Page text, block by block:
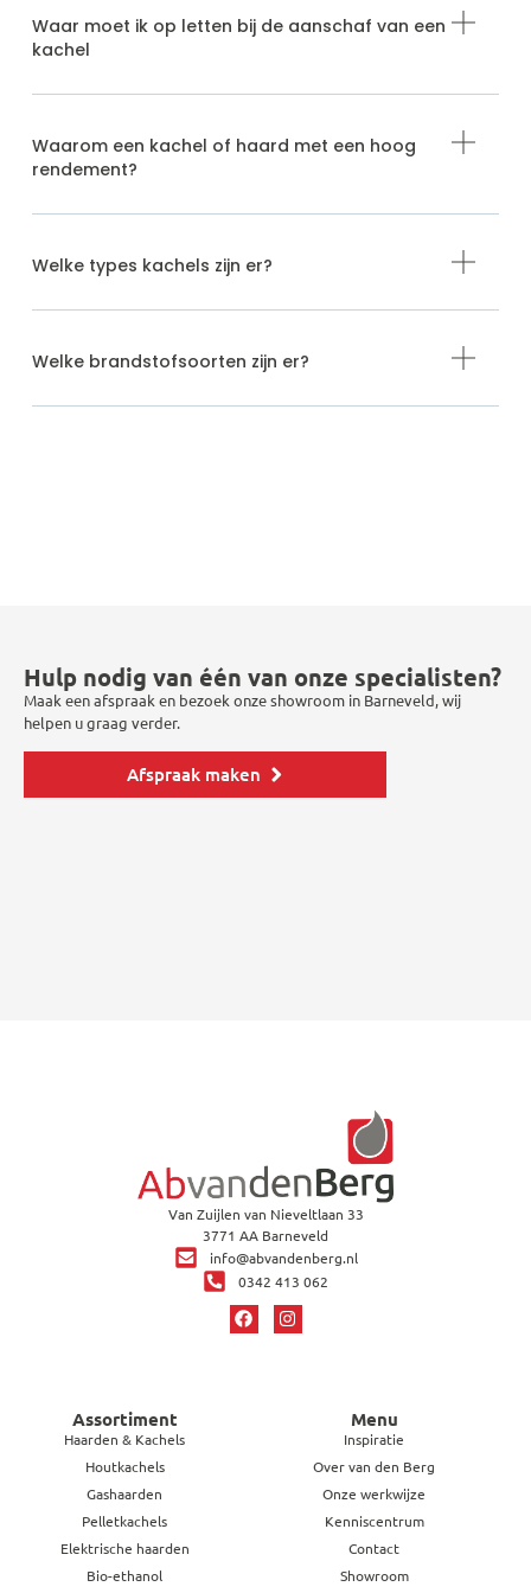
Waar moet ik op letten bij de aanschaf van een
kachel
Waarom een kachel of haard met een hoog
rendement?
Welke types kachels zijn er?
Welke brandstofsoorten zijn er?
Hulp nodig van één van onze specialisten?
Maak een afspraak en bezoek onze showroom in Barneveld, wij
helpen u graag verder.
Afspraak maken
Van Zuijlen van Nieveltlaan 33
3771 AA Barneveld
info@abvandenberg.nl
0342 413 062
Assortiment
Haarden & Kachels
Houtkachels
Gashaarden
Pelletkachels
Elektrische haarden
Bio-ethanol
Menu
Inspiratie
Over van den Berg
Onze werkwijze
Kenniscentrum
Contact
Showroom